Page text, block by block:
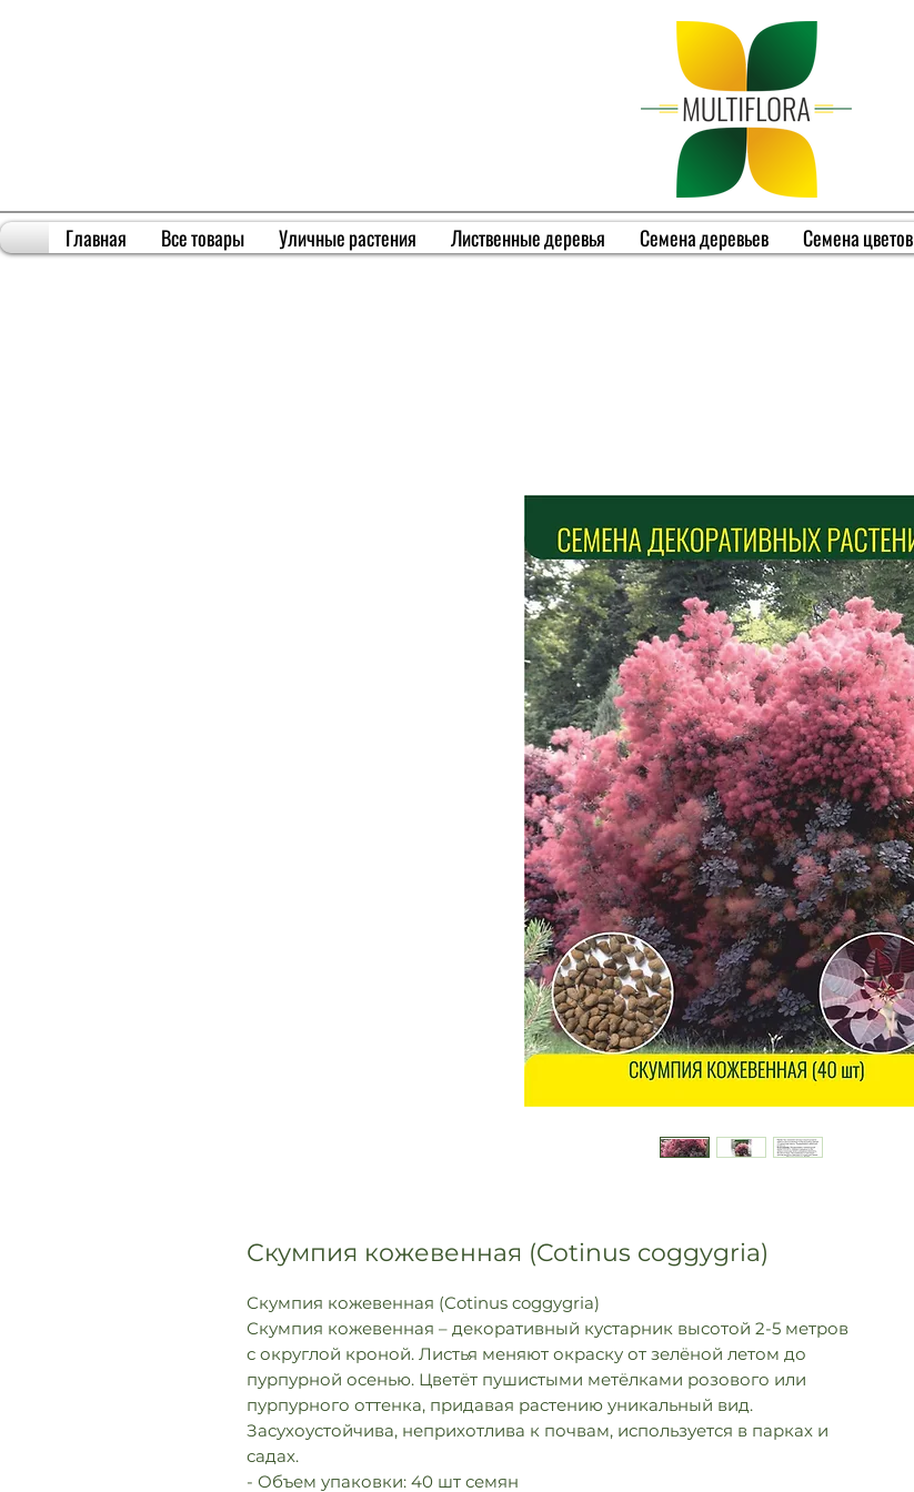
Главная Все товары Уличные растения Лиственные деревья Семена деревьев Семена цветов
Скумпия кожевенная (Cotinus coggygria)
Скумпия кожевенная (Cotinus coggygria)
Скумпия кожевенная – декоративный кустарник высотой 2-5 метров
с округлой кроной. Листья меняют окраску от зелёной летом до
пурпурной осенью. Цветёт пушистыми метёлками розового или
пурпурного оттенка, придавая растению уникальный вид.
Засухоустойчива, неприхотлива к почвам, используется в парках и
садах.
- Объем упаковки: 40 шт семян